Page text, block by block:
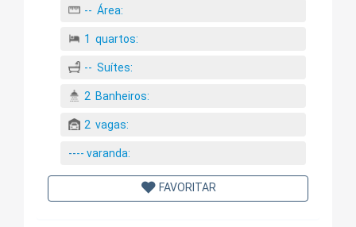
-- Área:
1 quartos:
-- Suítes:
2 Banheiros:
2 vagas:
---- varanda:
FAVORITAR